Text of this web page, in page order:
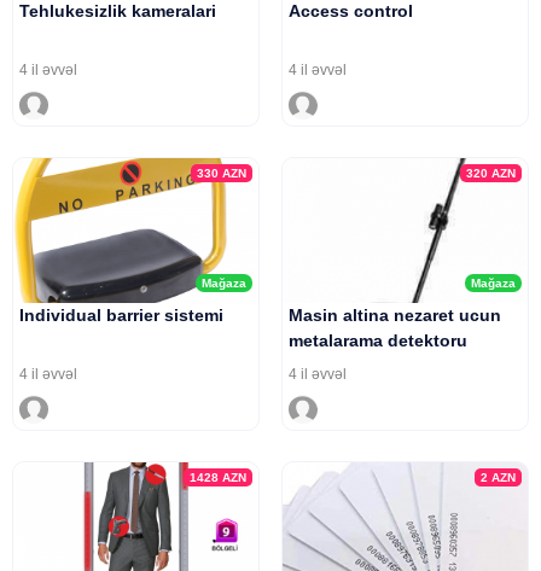
Tehlukesizlik kameralari
4 il əvvəl
Access control
4 il əvvəl
Mağaza
330AZN
Individual barrier sistemi
4 il əvvəl
Mağaza
320 AZN
Masin altina nezaret ucun
metalarama detektoru
4 il əvvəl
1428AZN 2 AZN